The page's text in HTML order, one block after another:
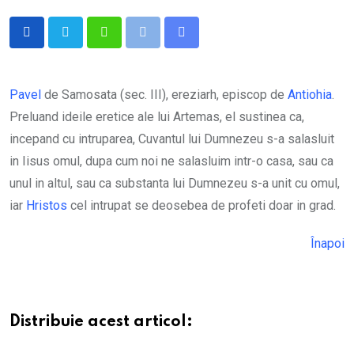
Email
Pavel de Samosata (sec. III), ereziarh, episcop de Antiohia.
Preluand ideile eretice ale lui Artemas, el sustinea ca,
incepand cu intruparea, Cuvantul lui Dumnezeu s-a salasluit
in Iisus omul, dupa cum noi ne salasluim intr-o casa, sau ca
unul in altul, sau ca substanta lui Dumnezeu s-a unit cu omul,
iar Hristos cel intrupat se deosebea de profeti doar in grad.
Înapoi
Distribuie acest articol: